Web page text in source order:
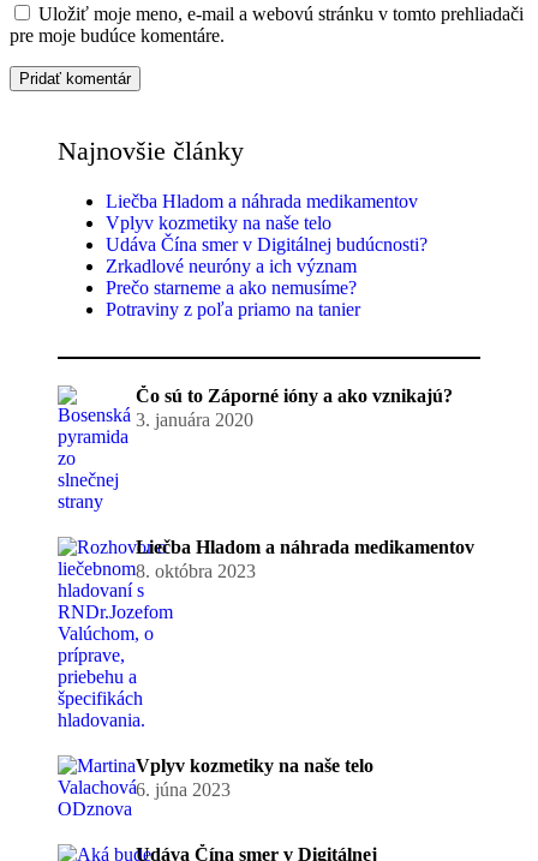
Uložiť moje meno, e-mail a webovú stránku v tomto prehliadači
pre moje budúce komentáre.
Najnovšie články
Liečba Hladom a náhrada medikamentov
Vplyv kozmetiky na naše telo
Udáva Čína smer v Digitálnej budúcnosti?
Zrkadlové neuróny a ich význam
Prečo starneme a ako nemusíme?
Potraviny z poľa priamo na tanier
Čo sú to Záporné ióny a ako vznikajú?
3. januára 2020
Liečba Hladom a náhrada medikamentov
8. októbra 2023
Vplyv kozmetiky na naše telo
6. júna 2023
Udáva Čína smer v Digitálnej